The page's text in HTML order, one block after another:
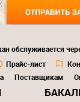
обслуживается
Прайс-лист
Поставщикам